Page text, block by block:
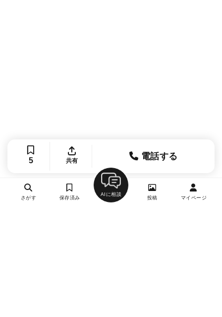
5 共有 電話する
さがす 保存済み
AIに相談
投稿 マイページ